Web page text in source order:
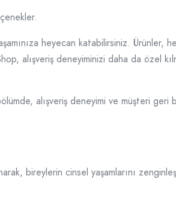
heyecan katabilirsiniz. Ürünler,
alışveriş deneyiminizi daha da özel
alışveriş deneyimi ve müşteri geri
bireylerin cinsel yaşamlarını